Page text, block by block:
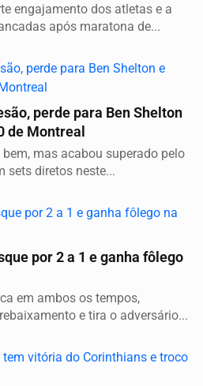
engajamento dos atletas e a
após maratona de...
perde para Ben Shelton
de Montreal
mas acabou superado pelo
sets diretos neste...
por 2 a 1 e ganha fôlego
em ambos os tempos,
e tira o adversário...